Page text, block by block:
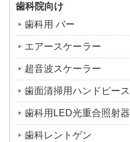
歯科院向け
歯科用 バー
エアースケーラー
超音波スケーラー
歯面清掃用ハンドピース
歯科用LED光重合照射器
歯科レントゲン